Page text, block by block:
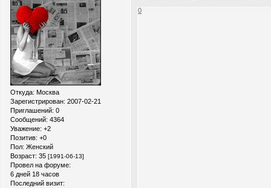
Откуда: Москва
Зарегистрирован: 2007-02-21
Приглашений: 0
Сообщений: 4364
Уважение: +2
Позитив: +0
Пол: Женский
Возраст: 35 [1991-06-13]
Провел на форуме:
6 дней 18 часов
Последний визит:
0